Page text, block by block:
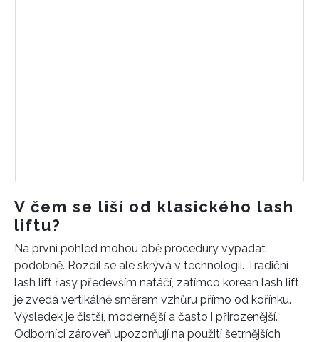
V čem se liší od klasického lash
liftu?
Na první pohled mohou obě procedury vypadat
podobně. Rozdíl se ale skrývá v technologii. Tradiční
lash lift řasy především natáčí, zatímco korean lash lift
je zvedá vertikálně směrem vzhůru přímo od kořínku.
Výsledek je čistší, modernější a často i přirozenější.
Odborníci zároveň upozorňují na použití šetrnějších